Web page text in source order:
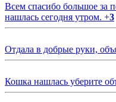
Всем спасибо большое за
нашлась сегодня утром. +3
Отдала в добрые руки,
Кошка нашлась уберите